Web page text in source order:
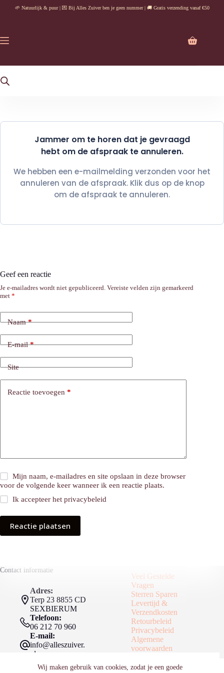
Wij maken gebruik van cookies, zodat je een goede
🌱 Natuurlijk & puur | 💌 Bij Alles Zuiver ben je geen nummer | 🚚 Gratis verzending vanaf €50
Jammer om te horen dat je gevraagd
hebt om de afspraak te annuleren.
We hebben een e-mailmelding verzonden voor het
annuleren van de afspraak. Klik dus op de knop
om de afspraak te annuleren.
Geef een reactie
Je e-mailadres wordt niet gepubliceerd. Vereiste velden zijn gemarkeerd
met *
Naam*
E-mail*
Site
Reactie toevoegen *
Mijn naam, e-mailadres en site opslaan in deze browser
voor de volgende keer wanneer ik een reactie plaats.
Ik accepteer hetprivacybeleid
Reactie plaatsen
Contact informatie
Adres:
Terp 23 8855 CD
SEXBIERUM
Telefoon:
06 212 70 960
E-mail:
info@alleszuiver.
nl
Veel Gestelde
Vragen
Sterren Sparen
Levertijd &
Verzendkosten
Retourbeleid
Privacybeleid
Algemene
voorwaarden
© 2026 - |Alles Zuiver Visagie | Kvk 98393707 | BTW id